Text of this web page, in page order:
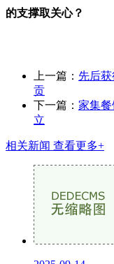
的支撑取关心？
上一篇： 先后
贡
下一篇： 家集
立
相关新闻 查看更多+